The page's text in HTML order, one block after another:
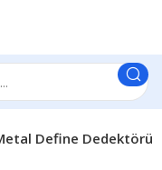
Define Dedektörü